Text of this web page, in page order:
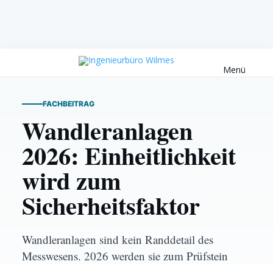
Menü
FACHBEITRAG
Wandleranlagen
2026: Einheitlichkeit
wird zum
Sicherheitsfaktor
Wandleranlagen sind kein Randdetail des
Messwesens. 2026 werden sie zum Prüfstein
MESSUNG / WANDLERANLAGEN